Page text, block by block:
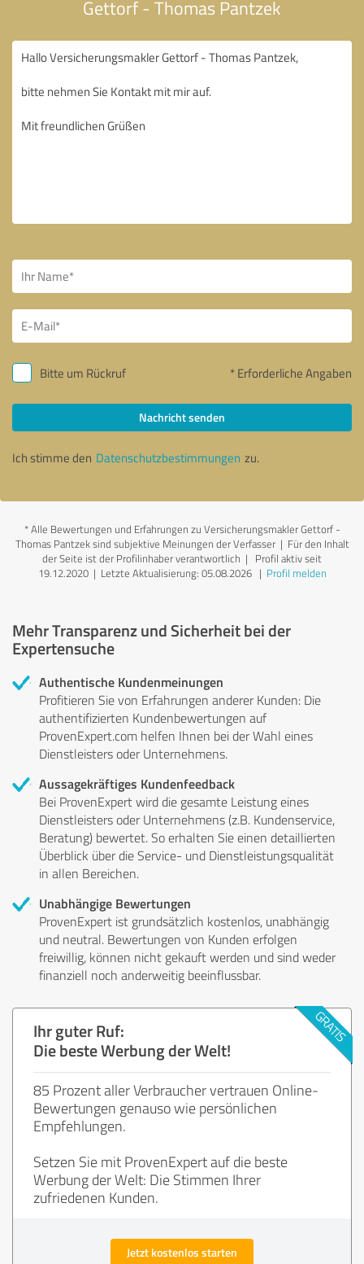
Gettorf - Thomas Pantzek
Bitte um Rückruf * Erforderliche Angaben
Nachricht senden
Ich stimme den Datenschutzbestimmungen zu.
*Alle Bewertungen und Erfahrungen zu Versicherungsmakler Gettorf -
Thomas Pantzek sind subjektive Meinungen der Verfasser | Für den Inhalt
der Seite ist der Profilinhaber verantwortlich | Profil aktiv seit
19.12.2020 | Letzte Aktualisierung: 05.08.2026| Profil melden
Mehr Transparenz und Sicherheit bei der
Expertensuche
Authentische Kundenmeinungen
Profitieren Sie von Erfahrungen anderer Kunden: Die
authentifizierten Kundenbewertungen auf
ProvenExpert.com helfen Ihnen bei der Wahl eines
Dienstleisters oder Unternehmens.
Aussagekräftiges Kundenfeedback
Bei ProvenExpert wird die gesamte Leistung eines
Dienstleisters oder Unternehmens (z.B. Kundenservice,
Beratung) bewertet. So erhalten Sie einen detaillierten
Überblick über die Service- und Dienstleistungsqualität
in allen Bereichen.
Unabhängige Bewertungen
ProvenExpert ist grundsätzlich kostenlos, unabhängig
und neutral. Bewertungen von Kunden erfolgen
freiwillig, können nicht gekauft werden und sind weder
finanziell noch anderweitig beeinflussbar.
Ihr guter Ruf:
Die beste Werbung der Welt!
85 Prozent aller Verbraucher vertrauen Online-
Bewertungen genauso wie persönlichen
Empfehlungen.
Setzen Sie mit ProvenExpert auf die beste
Werbung der Welt: Die Stimmen Ihrer
zufriedenen Kunden.
Jetzt kostenlos starten